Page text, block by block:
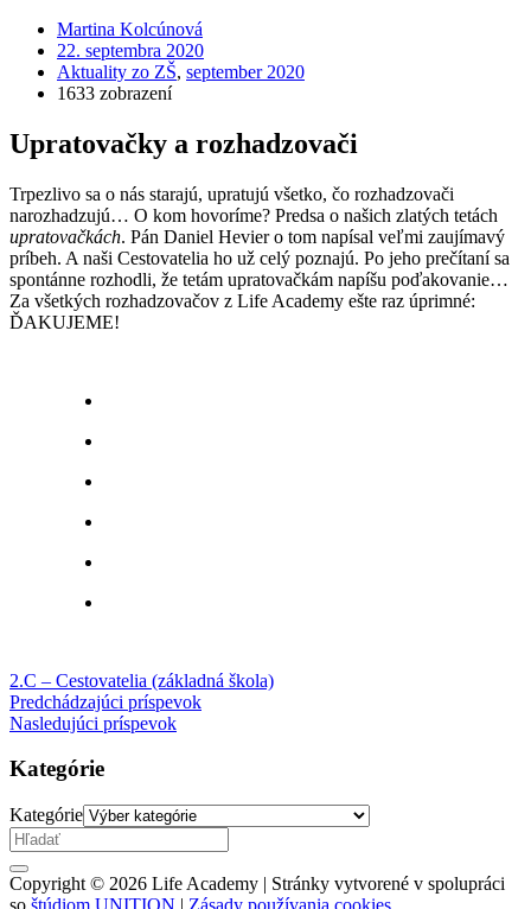
Martina Kolcúnová
22. septembra 2020
Aktuality zo ZŠ, september 2020
1633 zobrazení
Upratovačky a rozhadzovači
Trpezlivo sa o nás starajú, upratujú všetko, čo rozhadzovači
narozhadzujú… O kom hovoríme? Predsa o našich zlatých tetách
upratovačkách. Pán Daniel Hevier o tom napísal veľmi zaujímavý
príbeh. A naši Cestovatelia ho už celý poznajú. Po jeho prečítaní sa
spontánne rozhodli, že tetám upratovačkám napíšu poďakovanie…
Za všetkých rozhadzovačov z Life Academy ešte raz úprimné:
ĎAKUJEME!
2.C – Cestovatelia (základná škola)
Predchádzajúci príspevok
Nasledujúci príspevok
Kategórie
Kategórie
Copyright © 2026 Life Academy | Stránky vytvorené v spolupráci
so štúdiom UNITION | Zásady používania cookies